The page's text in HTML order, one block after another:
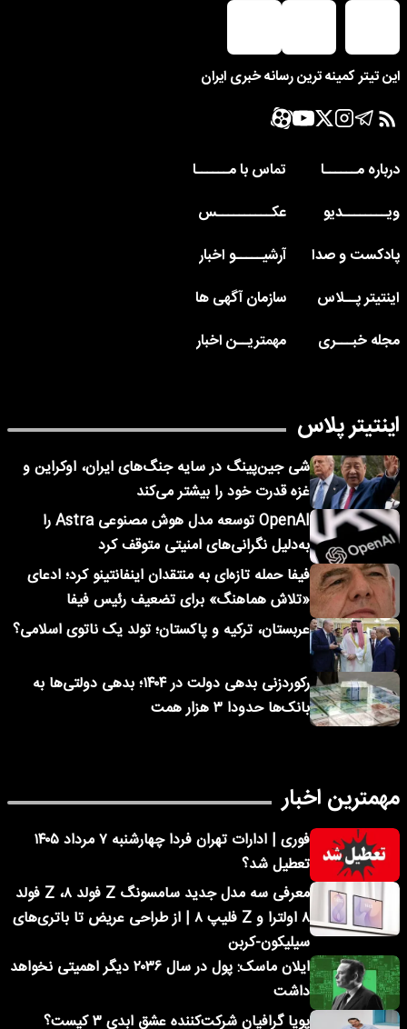
این تیتر کمینه ترین رسانه خبری ایران
درباره مــــــا
تماس با مــــــا
ویــــــــدیو
عکــــــــــس
پادکست و صدا
آرشیـــــو اخبار
اینتیتر پــلاس
سازمان آگهی ها
مجله خبـــری
مهمتریــن اخبار
اینتیتر پلاس
شی جین‌پینگ در سایه جنگ‌های ایران، اوکراین و
غزه قدرت خود را بیشتر می‌کند
OpenAI توسعه مدل هوش مصنوعی Astra را
به‌دلیل نگرانی‌های امنیتی متوقف کرد
فیفا حمله تازه‌ای به منتقدان اینفانتینو کرد؛ ادعای
«تلاش هماهنگ» برای تضعیف رئیس فیفا
عربستان، ترکیه و پاکستان؛ تولد یک ناتوی اسلامی؟
رکوردزنی بدهی دولت در ۱۴۰۴؛ بدهی دولتی‌ها به
بانک‌ها حدودا ۳ هزار همت
مهمترین اخبار
فوری | ادارات تهران فردا چهارشنبه ۷ مرداد ۱۴۰۵
تعطیل شد؟
معرفی سه مدل جدید سامسونگ Z فولد ۸، Z فولد
۸ اولترا و Z فلیپ ۸ | از طراحی عریض تا باتری‌های
سیلیکون-کربن
ایلان ماسک: پول در سال ۲۰۳۶ دیگر اهمیتی نخواهد
داشت
پویا گرافیان شرکت‌کننده عشق ابدی ۳ کیست؟